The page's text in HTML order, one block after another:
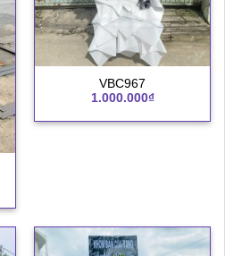
VBC967
1.000.000₫